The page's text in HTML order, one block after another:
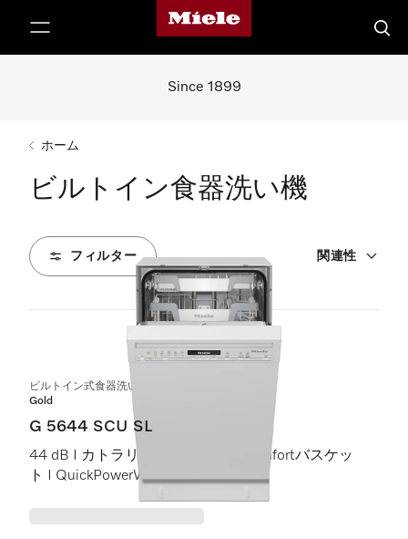
Mieleのホームページ
検索
Since 1899
ホーム
ビルトイン食器洗い機
フィルター 関連性
19 製品
ビルトイン式食器洗い機（45 cm）
Gold
G 5644 SCU SL
44 dB I カトラリートレイ I ExtraComfortバスケッ
ト I QuickPowerWash I AutoOpen